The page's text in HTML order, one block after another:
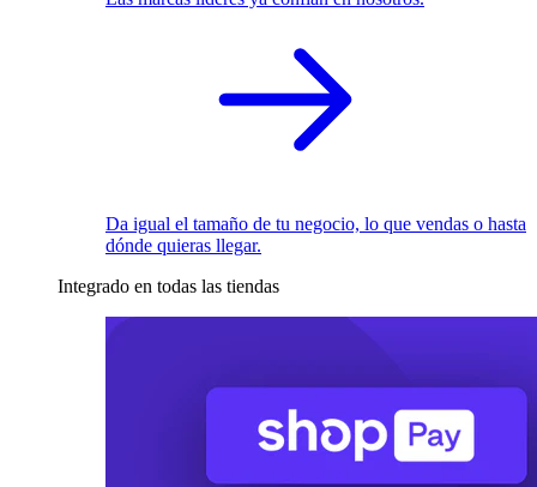
Da igual el tamaño de tu negocio, lo que vendas o hasta
dónde quieras llegar.
Integrado en todas las tiendas